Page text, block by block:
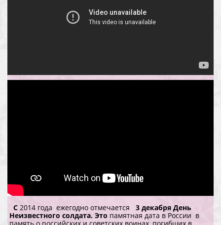
С 2014 года ежегодно отмечается 3 декабря День
Неизвестного солдата. Это памятная дата в России в